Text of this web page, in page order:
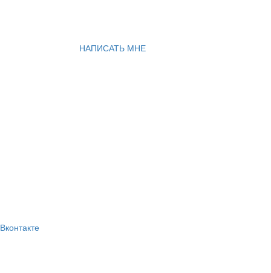
НАПИСАТЬ МНЕ
Вконтакте